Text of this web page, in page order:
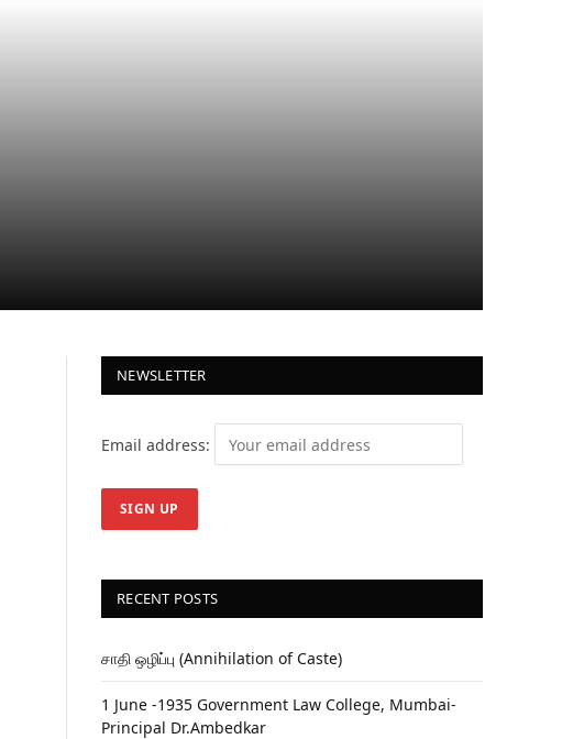
NEWSLETTER
Email address:
RECENT POSTS
சாதி ஒழிப்பு (Annihilation of Caste)
1 June -1935 Government Law College, Mumbai-
Principal Dr.Ambedkar